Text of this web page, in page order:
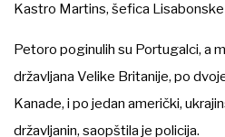
Kastro Martins, šefica
Petoro poginulih su Portugalci, a
državljana Velike Britanije, po
Kanade, i po jedan američki,
državljanin, saopštila je policija.